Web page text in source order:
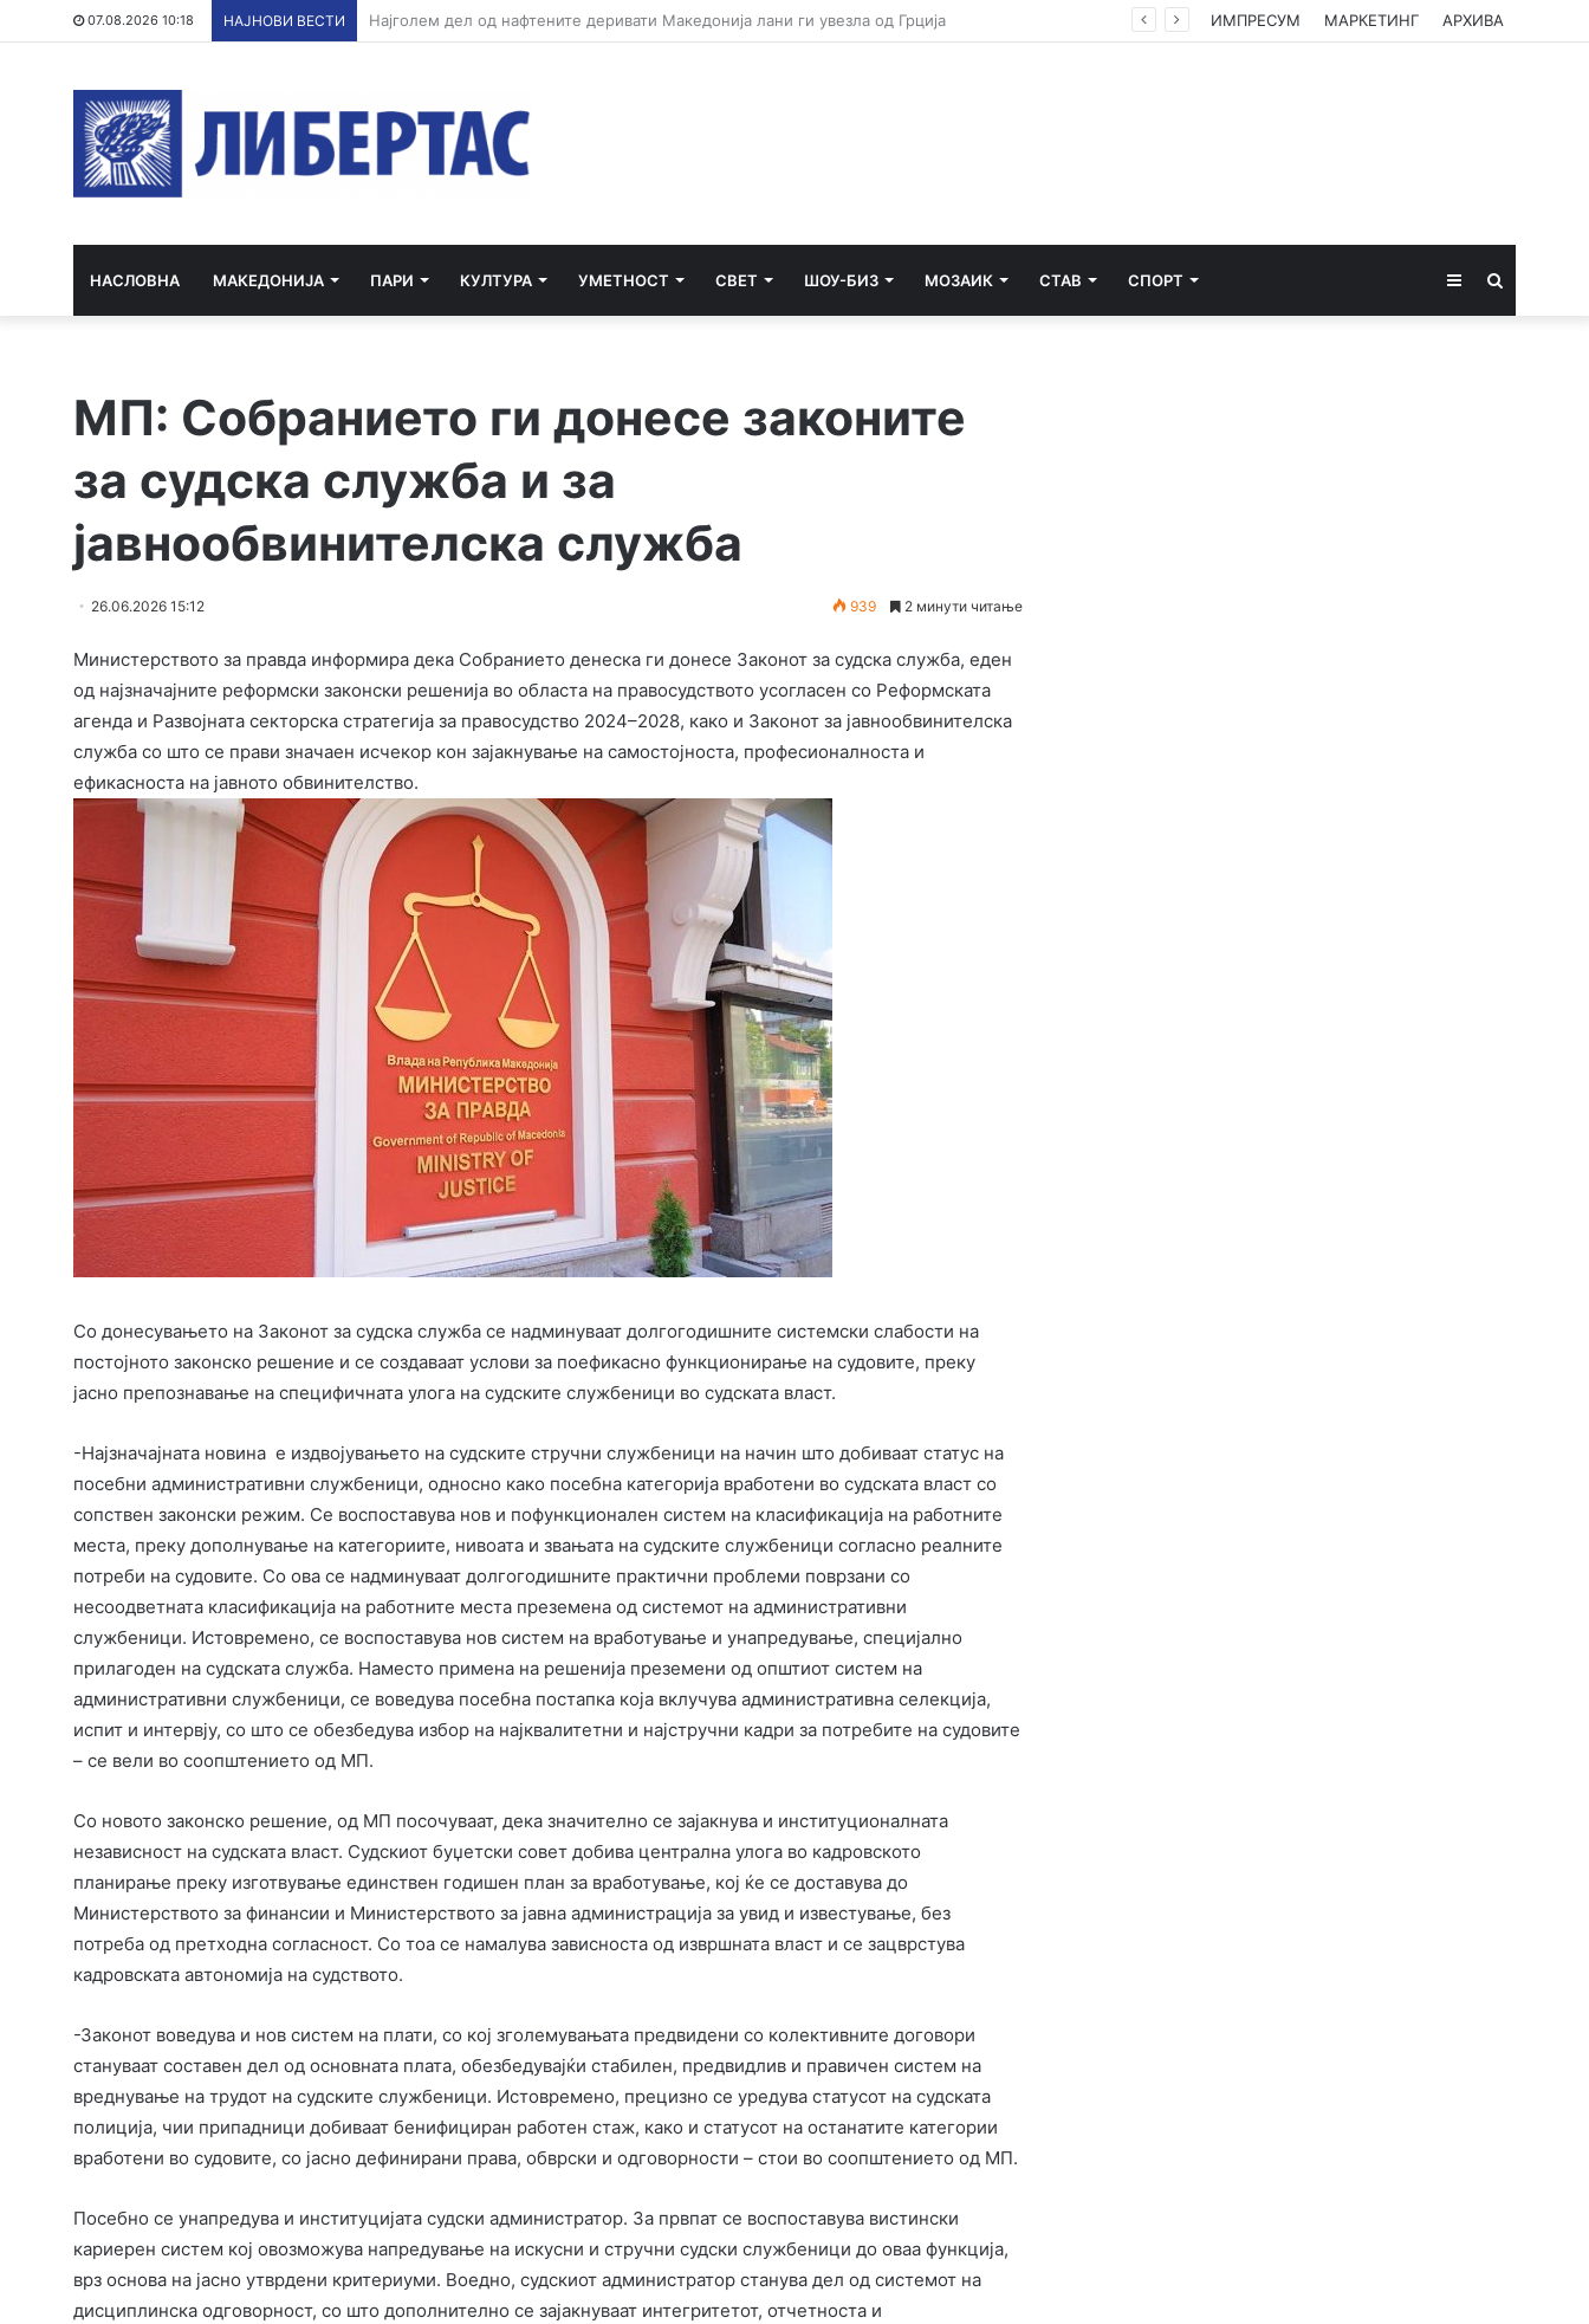
07.08.2026 10:18 НАЈНОВИ ВЕСТИ ИМПРЕСУМ МАРКЕТИНГ АРХИВА
НАСЛОВНА МАКЕДОНИЈА ПАРИ КУЛТУРА УМЕТНОСТ СВЕТ ШОУ-БИЗ МОЗАИК СТАВ СПОРТ Sidebar
МП: Собранието ги донесе законите
за судска служба и за
јавнообвинителска служба
26.06.2026 15:12 939 2 минути читање
Министерството за правда информира дека Собранието денеска ги донесе Законот за судска служба, еден
од најзначајните реформски законски решенија во областа на правосудството усогласен со Реформската
агенда и Развојната секторска стратегија за правосудство 2024–2028, како и Законот за јавнообвинителска
служба со што се прави значаен исчекор кон зајакнување на самостојноста, професионалноста и
ефикасноста на јавното обвинителство.
Со донесувањето на Законот за судска служба се надминуваат долгогодишните системски слабости на
постојното законско решение и се создаваат услови за поефикасно функционирање на судовите, преку
јасно препознавање на специфичната улога на судските службеници во судската власт.
-Најзначајната новина е издвојувањето на судските стручни службеници на начин што добиваат статус на
посебни административни службеници, односно како посебна категорија вработени во судската власт со
сопствен законски режим. Се воспоставува нов и пофункционален систем на класификација на работните
места, преку дополнување на категориите, нивоата и звањата на судските службеници согласно реалните
потреби на судовите. Со ова се надминуваат долгогодишните практични проблеми поврзани со
несоодветната класификација на работните места преземена од системот на административни
службеници. Истовремено, се воспоставува нов систем на вработување и унапредување, специјално
прилагоден на судската служба. Наместо примена на решенија преземени од општиот систем на
административни службеници, се воведува посебна постапка која вклучува административна селекција,
испит и интервју, со што се обезбедува избор на најквалитетни и најстручни кадри за потребите на судовите
– се вели во соопштението од МП.
Со новото законско решение, од МП посочуваат, дека значително се зајакнува и институционалната
независност на судската власт. Судскиот буџетски совет добива централна улога во кадровското
планирање преку изготвување единствен годишен план за вработување, кој ќе се доставува до
Министерството за финансии и Министерството за јавна администрација за увид и известување, без
потреба од претходна согласност. Со тоа се намалува зависноста од извршната власт и се зацврстува
кадровската автономија на судството.
-Законот воведува и нов систем на плати, со кој зголемувањата предвидени со колективните договори
стануваат составен дел од основната плата, обезбедувајќи стабилен, предвидлив и правичен систем на
вреднување на трудот на судските службеници. Истовремено, прецизно се уредува статусот на судската
полиција, чии припадници добиваат бенифициран работен стаж, како и статусот на останатите категории
вработени во судовите, со јасно дефинирани права, обврски и одговорности – стои во соопштението од МП.
Посебно се унапредува и институцијата судски администратор. За првпат се воспоставува вистински
кариерен систем кој овозможува напредување на искусни и стручни судски службеници до оваа функција,
врз основа на јасно утврдени критериуми. Воедно, судскиот администратор станува дел од системот на
дисциплинска одговорност, со што дополнително се зајакнуваат интегритетот, отчетноста и